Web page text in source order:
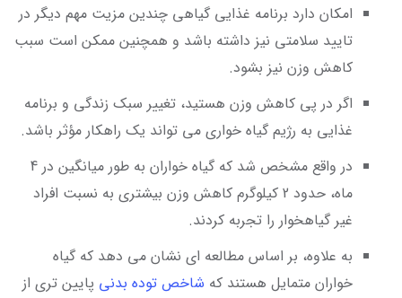
امکان دارد برنامه غذایی گیاهی چندین مزیت مهم دیگر در
تایید سلامتی نیز داشته باشد و همچنین ممکن است سبب
کاهش وزن نیز بشود.
اگر در پی کاهش وزن هستید، تغییر سبک زندگی و برنامه
غذایی به رژیم گیاه خواری می ‌تواند یک راهکار مؤثر باشد.
در واقع مشخص شد که گیاه خواران به ‌طور میانگین در 4
ماه، حدود​​ 2 کیلوگرم کاهش وزن بیشتری به نسبت افراد
غیر گیاهخوار را تجربه کردند.
به ‌علاوه، بر اساس مطالعه‌ ای نشان می دهد كه گیاه
خواران متمایل هستند كه شاخص توده بدنی پایین تری از